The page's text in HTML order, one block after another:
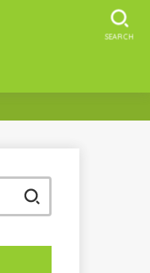
SEARCH